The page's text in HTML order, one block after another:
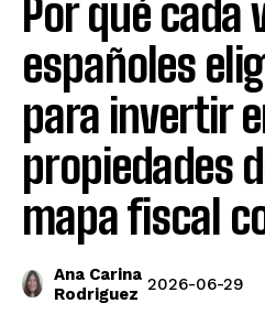
Por qué cada
españoles
para invertir
propiedades
mapa fiscal
Ana Carina
Rodriguez 2026-06-29